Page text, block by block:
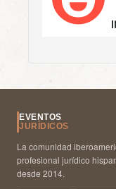
EVENTOS
JURÍDICOS
La comunidad
profesional jurídico
desde 2014.